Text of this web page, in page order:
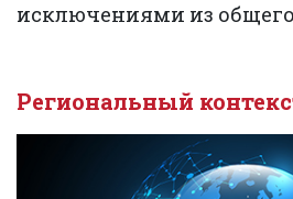
исключениями из
Региональный